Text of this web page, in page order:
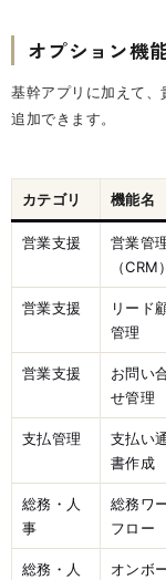
オプション機
基幹アプリに加えて
追加できます。
カテゴリ 機能名
営業支援
営業管
（CRM）
営業支援
リード
管理
営業支援
お問い
せ管理
支払管理
支払い
書作成
総務・人
事
総務ワ
フロー
総務・人
オンボ